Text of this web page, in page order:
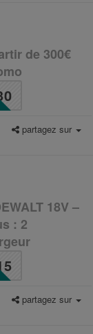
de 300€
partagez sur
18V –
: 2
partagez sur